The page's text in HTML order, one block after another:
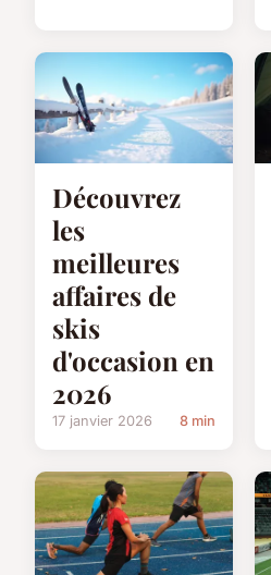
Découvrez
les
meilleures
affaires de
skis
d'occasion en
2026
17 janvier 2026 8 min